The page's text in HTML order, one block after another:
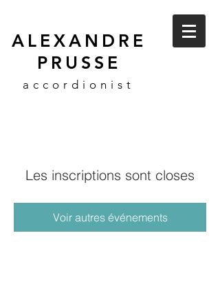
ALEXANDRE
PRUSSE
accordionist
Les inscriptions sont closes
Voir autres événements